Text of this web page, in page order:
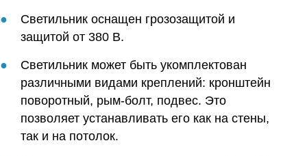
Светильник оснащен грозозащитой и
защитой от 380 В.
Светильник может быть укомплектован
различными видами креплений: кронштейн
поворотный, рым-болт, подвес. Это
позволяет устанавливать его как на стены,
так и на потолок.